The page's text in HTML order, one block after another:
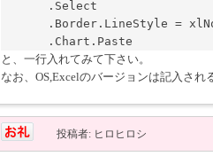
と、一行入れてみて下さい。
なお、OS,Excelのバージョンは記入され
投稿者: ヒロヒロシ